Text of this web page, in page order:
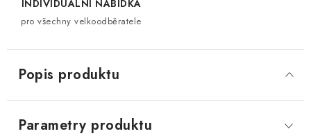
INDIVIDUÁLNÍ NABÍDKA
pro všechny velkoodběratele
Popis produktu
Parametry produktu